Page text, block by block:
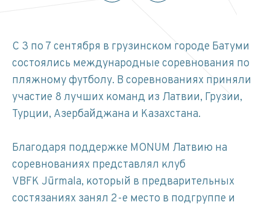
С 3 по 7 сентября в грузинском городе Батуми
состоялись международные соревнования по
пляжному футболу. В соревнованиях приняли
участие 8 лучших команд из Латвии, Грузии,
Турции, Азербайджана и Казахстана.
Благодаря поддержке MONUM Латвию на
соревнованиях представлял клуб
VBFK Jūrmala, который в предварительных
состязаниях занял 2-е место в подгруппе и